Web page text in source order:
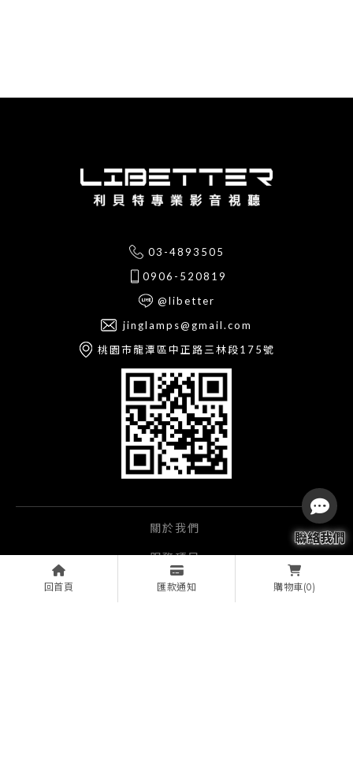
回首頁 匯款通知 購物車(0)
03-4893505
0906-520819
@libetter
jinglamps@gmail.com
桃園市龍潭區中正路三林段175號
關於我們
服務項目
經銷品牌